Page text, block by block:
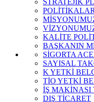
KALİTE
BAŞKANIN
SİGORTA
SAYISAL
K YETKİ
TİO YETKİ
İŞ MAKİNASI
DIŞ TİCARET